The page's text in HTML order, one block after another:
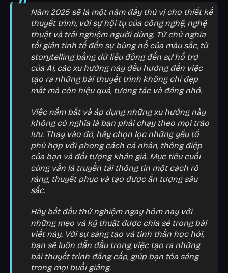
Năm 2025 sẽ là một năm đầy thú vị cho thiết kế
thuyết trình, với sự hội tụ của công nghệ, nghệ
thuật và trải nghiệm người dùng. Từ chủ nghĩa
tối giản tinh tế đến sự bùng nổ của màu sắc, từ
storytelling bằng dữ liệu động đến sự hỗ trợ
của AI, các xu hướng này đều hướng đến việc
tạo ra những bài thuyết trình không chỉ đẹp
mắt mà còn hiệu quả, tương tác và đáng nhớ.
Việc nắm bắt và áp dụng những xu hướng này
không có nghĩa là bạn phải chạy theo mọi trào
lưu. Thay vào đó, hãy chọn lọc những yếu tố
phù hợp với phong cách cá nhân, thông điệp
của bạn và đối tượng khán giả. Mục tiêu cuối
cùng vẫn là truyền tải thông tin một cách rõ
ràng, thuyết phục và tạo được ấn tượng sâu
sắc.
Hãy bắt đầu thử nghiệm ngay hôm nay với
những mẹo và kỹ thuật được chia sẻ trong bài
viết này. Với sự sáng tạo và tinh thần học hỏi,
bạn sẽ luôn dẫn đầu trong việc tạo ra những
bài thuyết trình đẳng cấp, giúp bạn tỏa sáng
trong mọi buổi giảng.